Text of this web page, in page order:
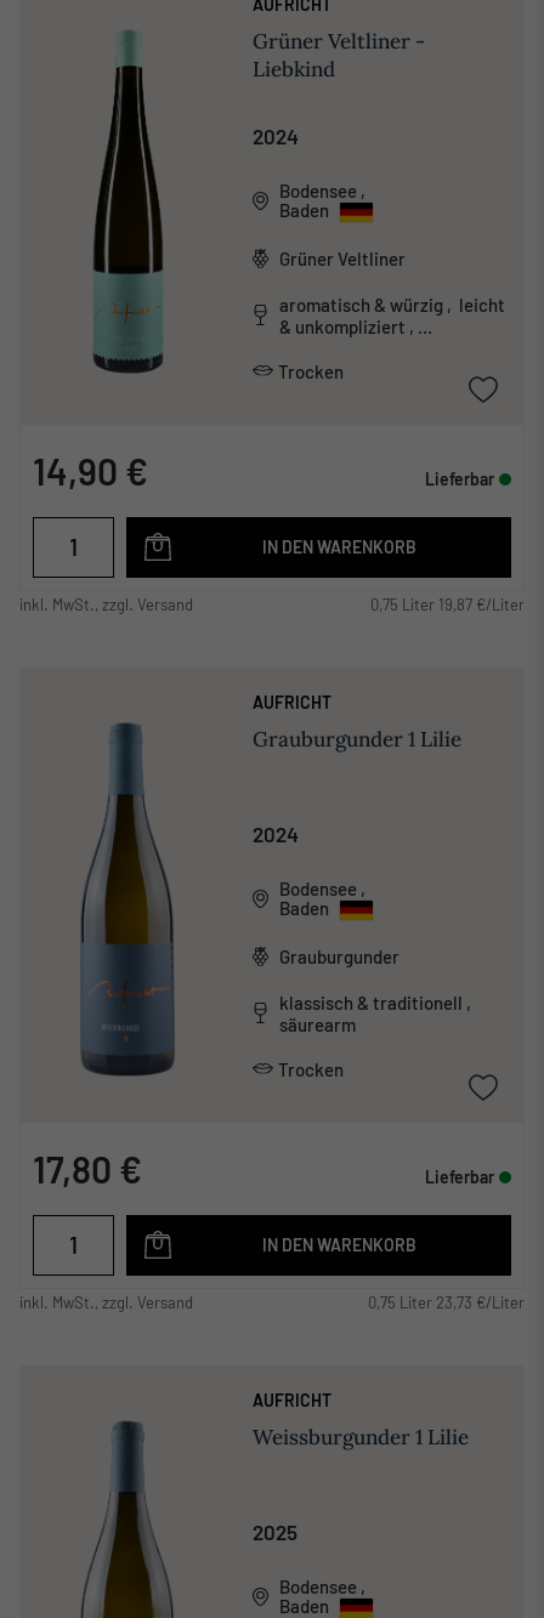
Grüner Veltliner -
Liebkind
2024
Bodensee ,
Baden
Grüner Veltliner
aromatisch & würzig , leicht
& unkompliziert ,
Trocken
14,90 € Lieferbar
IN DEN WARENKORB
inkl. MwSt., zzgl. Versand 0,75 Liter 19,87 €/Liter
AUFRICHT
Grauburgunder 1 Lilie
2024
Bodensee ,
Baden
Grauburgunder
klassisch & traditionell ,
säurearm
Trocken
17,80 € Lieferbar
IN DEN WARENKORB
inkl. MwSt., zzgl. Versand 0,75 Liter 23,73 €/Liter
AUFRICHT
Weissburgunder 1 Lilie
2025
Bodensee ,
Baden